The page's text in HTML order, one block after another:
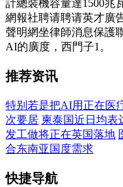
計總裝機容量達1500兆
網報社聘请聘请英才廣
聲明網坐律師消息保護
AI的廣度，西門子1。
推荐资讯
特别若是把AI用正在医
次要居 柬泰国近日均表
发工做将正在英国落地
合东南亚国度需求
快捷导航